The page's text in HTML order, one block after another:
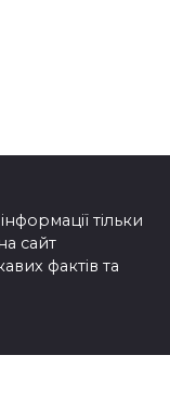
тільки
сайт
фактів та